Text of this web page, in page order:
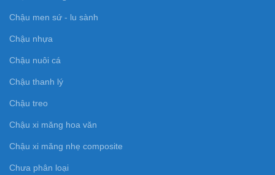
Chậu men sứ - lu sành
Chậu nhựa
Chậu nuôi cá
Chậu thanh lý
Chậu treo
Chậu xi măng hoa văn
Chậu xi măng nhẹ composite
Chưa phân loại